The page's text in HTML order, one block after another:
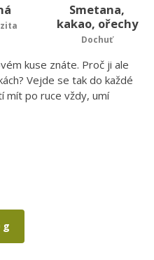
Smetana,
kakao, ořechy
Dochuť
kuse znáte. Proč ji ale
Vejde se tak do každé
mít po ruce vždy, umí
g